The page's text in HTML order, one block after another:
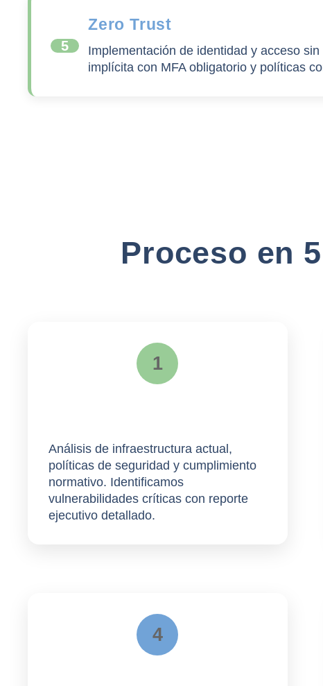
5
Zero Trust
Implementación de identidad y acceso
implícita con MFA obligatorio y políticas
Proceso en
1
Análisis de infraestructura actual,
políticas de seguridad y cumplimiento
normativo. Identificamos
vulnerabilidades críticas con reporte
ejecutivo detallado.
4